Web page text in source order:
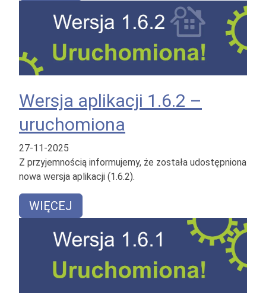
Wersja aplikacji 1.6.2 –
uruchomiona
27-11-2025
Z przyjemnością informujemy, że została udostępniona
nowa wersja aplikacji (1.6.2).
WIĘCEJ